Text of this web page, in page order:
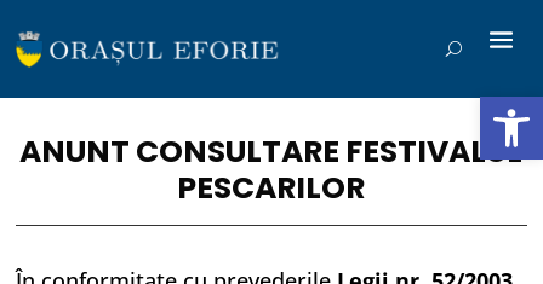
ANUNT CONSULTARE FESTIVALUL
PESCARILOR